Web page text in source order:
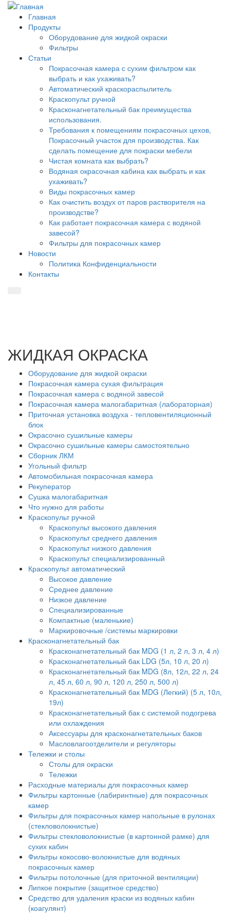
Главная
Продукты
Оборудование для жидкой окраски
Фильтры
Статьи
Покрасочная камера с сухим фильтром как
выбрать и как ухаживать?
Автоматический краскораспылитель
Краскопульт ручной
Красконагнетательный бак преимущества
использования.
Требования к помещениям покрасочных цехов,
Покрасочный участок для производства. Как
сделать помещение для покраски мебели
Чистая комната как выбрать?
Водяная окрасочная кабина как выбрать и как
ухаживать?
Виды покрасочных камер
Как очистить воздух от паров растворителя на
производстве?
Как работает покрасочная камера с водяной
завесой?
Фильтры для покрасочных камер
Новости
Политика Конфиденциальности
Контакты
ЖИДКАЯ ОКРАСКА
Оборудование для жидкой окраски
Покрасочная камера сухая фильтрация
Покрасочная камера с водяной завесой
Покрасочная камера малогабаритная (лабораторная)
Приточная установка воздуха - тепловентиляционный
блок
Окрасочно сушильные камеры
Окрасочно сушильные камеры самостоятельно
Сборник ЛКМ
Угольный фильтр
Автомобильная покрасочная камера
Рекуператор
Сушка малогабаритная
Что нужно для работы
Краскопульт ручной
Краскопульт высокого давления
Краскопульт среднего давления
Краскопульт низкого давления
Краскопульт специализированный
Краскопульт автоматический
Высокое давление
Среднее давление
Низкое давление
Специализированные
Компактные (маленькие)
Маркировочные /системы маркировки
Красконагнетательный бак
Красконагнетательный бак MDG (1 л, 2 л, 3 л, 4 л)
Красконагнетательный бак LDG (5л, 10 л, 20 л)
Красконагнетательный бак MDG (8л, 12л, 22 л, 24
л, 45 л, 60 л, 90 л, 120 л, 250 л, 500 л)
Красконагнетательный бак MDG (Легкий) (5 л, 10л,
19л)
Красконагнетательный бак с системой подогрева
или охлаждения
Аксессуары для красконагнетательных баков
Масловлагоотделители и регуляторы
Тележки и столы
Столы для окраски
Тележки
Расходные материалы для покрасочных камер
Фильтры картонные (лабиринтные) для покрасочных
камер
Фильтры для покрасочных камер напольные в рулонах
(стекловолокнистые)
Фильтры стекловолокнистые (в картонной рамке) для
сухих кабин
Фильтры кокосово-волокнистые для водяных
покрасочных камер
Фильтры потолочные (для приточной вентиляции)
Липкое покрытие (защитное средство)
Средство для удаления краски из водяных кабин
(коагулянт)